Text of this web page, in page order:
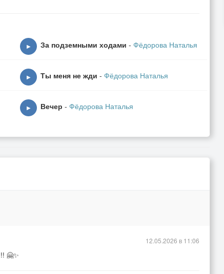
▶ За подземными ходами - Фёдорова Наталья
▶ Ты меня не жди - Фёдорова Наталья
▶ Вечер - Фёдорова Наталья
🤗✨
12.05.2026 в 11:06